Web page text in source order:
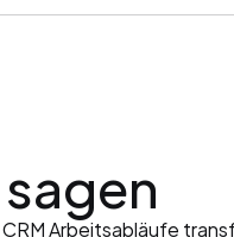
Arbeitsabläufe